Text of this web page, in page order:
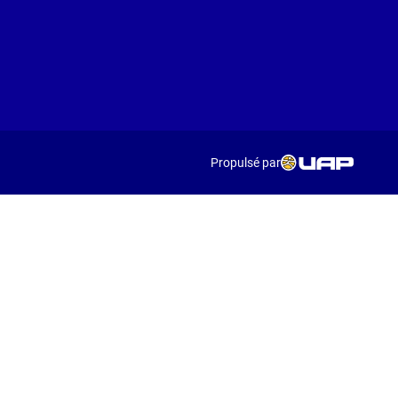
Propulsé par